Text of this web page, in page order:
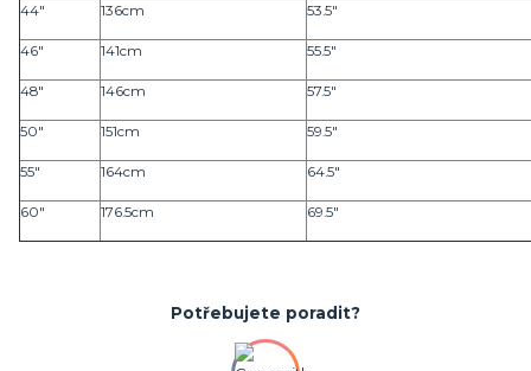
44" 136cm 53.5"
46" 141cm 55.5"
48" 146cm 57.5"
50" 151cm 59.5"
55" 164cm 64.5"
60" 176.5cm 69.5"
Potřebujete poradit?